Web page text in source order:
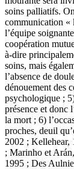
soins palliatifs.
communication «
l’équipe
coopération
à-dire
soins, mais
l’absence de
dénouement des
psychologique ;
présence et donc
la mort ; 6)
proches, deuil
2002 ; Kellehear,
; Marinho et
1995 ; Des